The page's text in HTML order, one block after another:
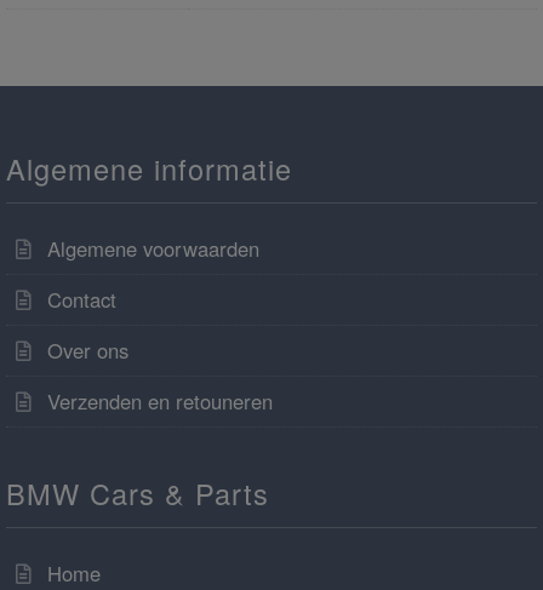
Algemene informatie
Algemene voorwaarden
Contact
Over ons
Verzenden en retouneren
BMW Cars & Parts
Home